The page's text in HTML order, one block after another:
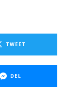
TWEET
DEL